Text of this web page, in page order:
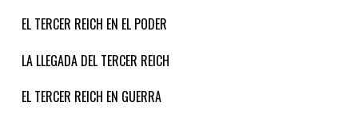
EL TERCER REICH EN EL PODER
LA LLEGADA DEL TERCER REICH
EL TERCER REICH EN GUERRA